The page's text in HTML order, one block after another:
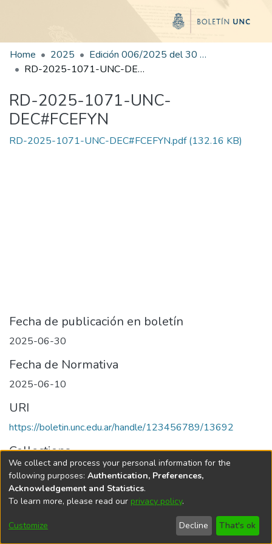
Home 2025
Edición 006/2025 del 30 de junio de 2025
RD-2025-1071-UNC-DEC#FCEFYN
RD-2025-1071-UNC-
DEC#FCEFYN
RD-2025-1071-UNC-DEC#FCEFYN.pdf(132.16 KB)
Fecha de publicación en boletín
2025-06-30
Fecha de Normativa
2025-06-10
URI
https://boletin.unc.edu.ar/handle/123456789/13692
Collections
Edición 006/2025 del 30 de junio de 2025
Universidad Nacional de Córdoba
We collect and process your personal information for the
following purposes: Authentication, Preferences,
Acknowledgement and Statistics.
To learn more, please read our privacy policy.
Customize Decline That's ok